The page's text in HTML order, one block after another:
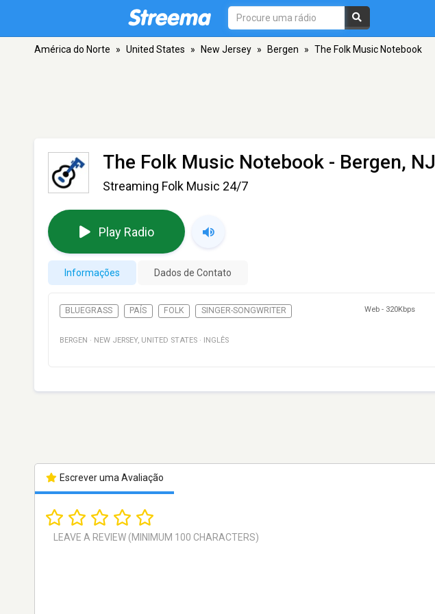
América do Norte » United States » New Jersey » Bergen » The Folk Music Notebook
The Folk Music Notebook - Bergen, NJ
Streaming Folk Music 24/7
Play Radio
Informações Dados de Contato
BLUEGRASS PAÍS FOLK SINGER-SONGWRITER Web - 320Kbps
BERGEN · NEW JERSEY, UNITED STATES · INGLÊS
Escrever uma Avaliação